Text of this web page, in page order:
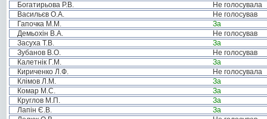
Богатирьова Р.В.
Не голосувала
Васильєв О.А.
Не голосував
Гапочка М.М.
За
Демьохін В.А.
Не голосував
Засуха Т.В.
За
Зубанов В.О.
Не голосував
Калетнік Г.М.
За
Кириченко Л.Ф.
Не голосувала
Клімов Л.М.
За
Комар М.С.
За
Круглов М.П.
За
Лапін Є.В.
За